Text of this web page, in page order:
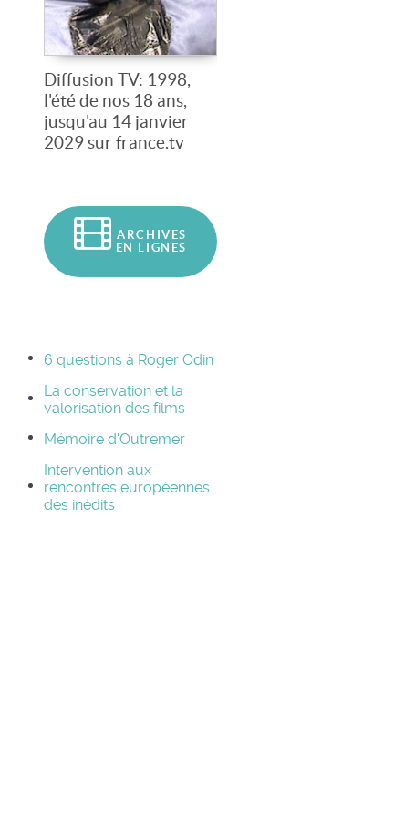
Diffusion TV: 1998,
l'été de nos 18 ans,
jusqu'au 14 janvier
2029 sur france.tv
ARCHIVES
EN LIGNES
6 questions à Roger Odin
La conservation et la
valorisation des films
Mémoire d'Outremer
Intervention aux
rencontres européennes
des inédits